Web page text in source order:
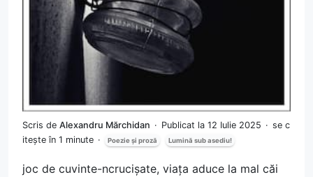
Scris de Alexandru Mărchidan Publicat la 12 Iulie 2025
se c
itește în 1 minute
Poezie și proză Lumină sub asediu!
joc de cuvinte-ncrucișate, viața aduce la mal căi